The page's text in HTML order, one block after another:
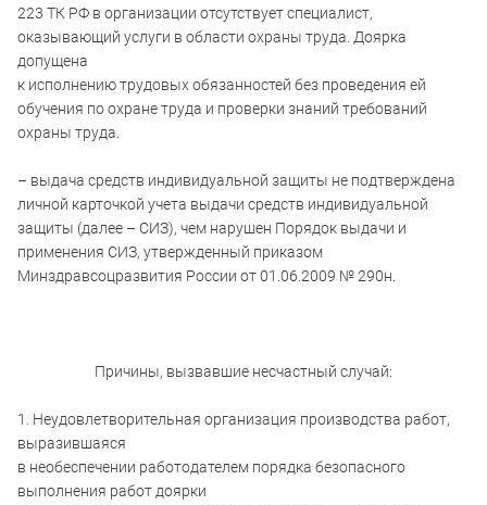
223 ТК РФ в организации отсутствует специалист,
оказывающий услуги в области охраны труда. Доярка
допущена
к исполнению трудовых обязанностей без проведения ей
обучения по охране труда и проверки знаний требований
охраны труда.
– выдача средств индивидуальной защиты не подтверждена
личной карточкой учета выдачи средств индивидуальной
защиты (далее – СИЗ), чем нарушен Порядок выдачи и
применения СИЗ, утвержденный приказом
Минздравсоцразвития России от 01.06.2009 № 290н.
Причины, вызвавшие несчастный случай:
1. Неудовлетворительная организация производства работ,
выразившаяся
в необеспечении работодателем порядка безопасного
выполнения работ доярки